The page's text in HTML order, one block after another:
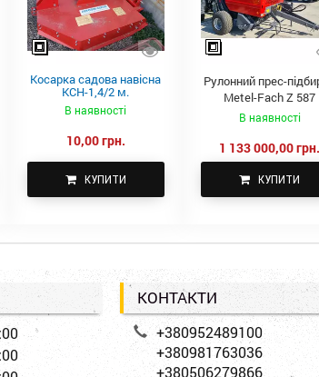
Косарка садова навісна
КСН-1,4/2 м.
В наявності
10,00 грн.
КУПИТИ
Рулонний прес-
Metel-Fach Z 587
В наявності
1 133 000,00 грн.
КУПИТИ
КОНТАКТИ
+380952489100
+380981763036
+380506279866